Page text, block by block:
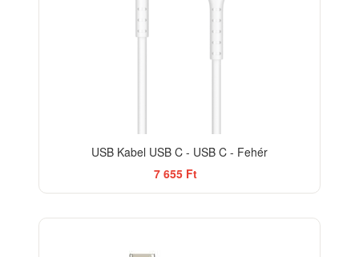
USB Kabel USB C - USB C - Fehér
7 655 Ft